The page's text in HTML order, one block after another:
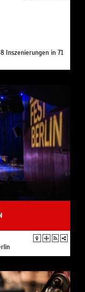
Inszenierungen in 71